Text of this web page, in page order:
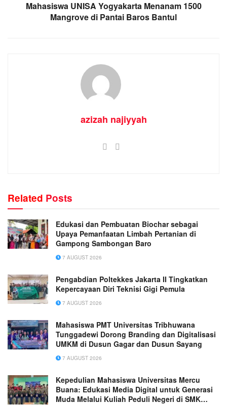
Mahasiswa UNISA Yogyakarta Menanam 1500
Mangrove di Pantai Baros Bantul
azizah najiyyah
Related Posts
Edukasi dan Pembuatan Biochar sebagai
Upaya Pemanfaatan Limbah Pertanian di
Gampong Sambongan Baro
7 AUGUST 2026
Pengabdian Poltekkes Jakarta II Tingkatkan
Kepercayaan Diri Teknisi Gigi Pemula
7 AUGUST 2026
Mahasiswa PMT Universitas Tribhuwana
Tunggadewi Dorong Branding dan Digitalisasi
UMKM di Dusun Gagar dan Dusun Sayang
7 AUGUST 2026
Kepedulian Mahasiswa Universitas Mercu
Buana: Edukasi Media Digital untuk Generasi
Muda Melalui Kuliah Peduli Negeri di SMK